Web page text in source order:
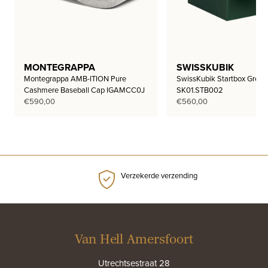
MONTEGRAPPA
Montegrappa AMB-ITION Pure
Cashmere Baseball Cap IGAMCC0J
€590,00
SWISSKUBIK
SwissKubik Startbox Green
SK01.STB002
€560,00
Verzekerde verzending
Van Hell Amersfoort
Utrechtsestraat 28